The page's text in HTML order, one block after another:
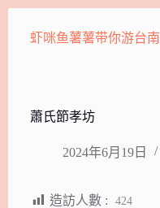
虾咪鱼薯薯带你游台南
蕭氏節孝坊
2024年6月19日
造訪人數 : 424